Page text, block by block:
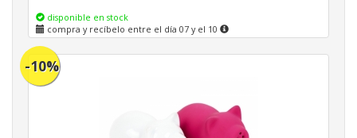
disponible en stock
compra y recíbelo entre el día 07 y el 10
-10%